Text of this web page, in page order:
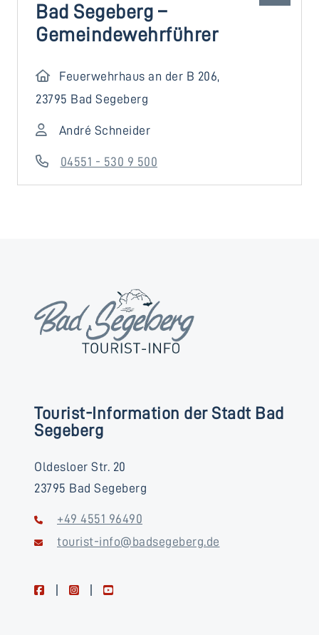
Bad Segeberg –
Gemeindewehrführer
Feuerwehrhaus an der B 206,
23795 Bad Segeberg
André Schneider
04551 - 530 9 500
Tourist-Information der Stadt Bad
Segeberg
Oldesloer Str. 20
23795 Bad Segeberg
+49 4551 96490
tourist-info@badsegeberg.de
facebookinstagramyoutube